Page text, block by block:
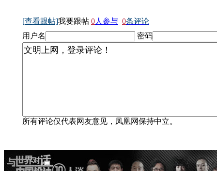
[查看跟帖]我要跟帖 0人参与 0条评论
用户名
密码
所有评论仅代表网友意见，凤凰网保持中立。